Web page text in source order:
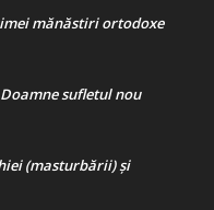
mănăstiri ortodoxe
sufletul nou
(masturbării) şi